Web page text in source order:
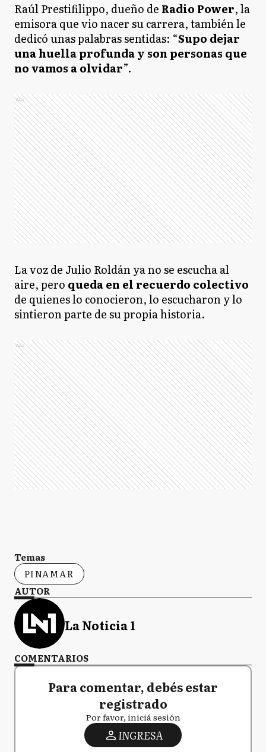
Raúl Prestifilippo, dueño de Radio Power, la
emisora que vio nacer su carrera, también le
dedicó unas palabras sentidas: “Supo dejar
una huella profunda y son personas que
no vamos a olvidar”.
Ads
La voz de Julio Roldán ya no se escucha al
aire, pero queda en el recuerdo colectivo
de quienes lo conocieron, lo escucharon y lo
sintieron parte de su propia historia.
Ads
Temas
PINAMAR
AUTOR
La Noticia 1
COMENTARIOS
Para comentar, debés estar
registrado
Por favor, iniciá sesión
INGRESA